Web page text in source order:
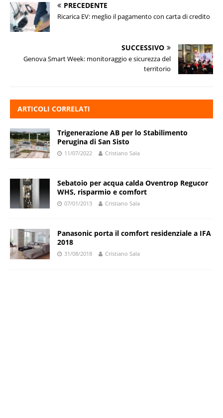
PRECEDENTE
Ricarica EV: meglio il pagamento con carta di credito
SUCCESSIVO
Genova Smart Week: monitoraggio e sicurezza del
territorio
ARTICOLI CORRELATI
Trigenerazione AB per lo Stabilimento
Perugina di San Sisto
11/07/2022 Cristiano Sala
Sebatoio per acqua calda Oventrop Regucor
WHS, risparmio e comfort
07/01/2013 Cristiano Sala
Panasonic porta il comfort residenziale a IFA
2018
31/08/2018 Cristiano Sala